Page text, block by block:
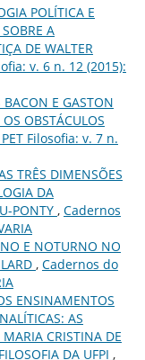
POLÍTICA E
A
DE WALTER
v. 6 n. 12 (2015):
BACON E GASTON
OBSTÁCULOS
Filosofia: v. 7 n.
TRÊS DIMENSÕES
DA
PONTY , Cadernos
E NOTURNO NO
, Cadernos do
ENSINAMENTOS
AS
CRISTINA DE
DA UFPI ,